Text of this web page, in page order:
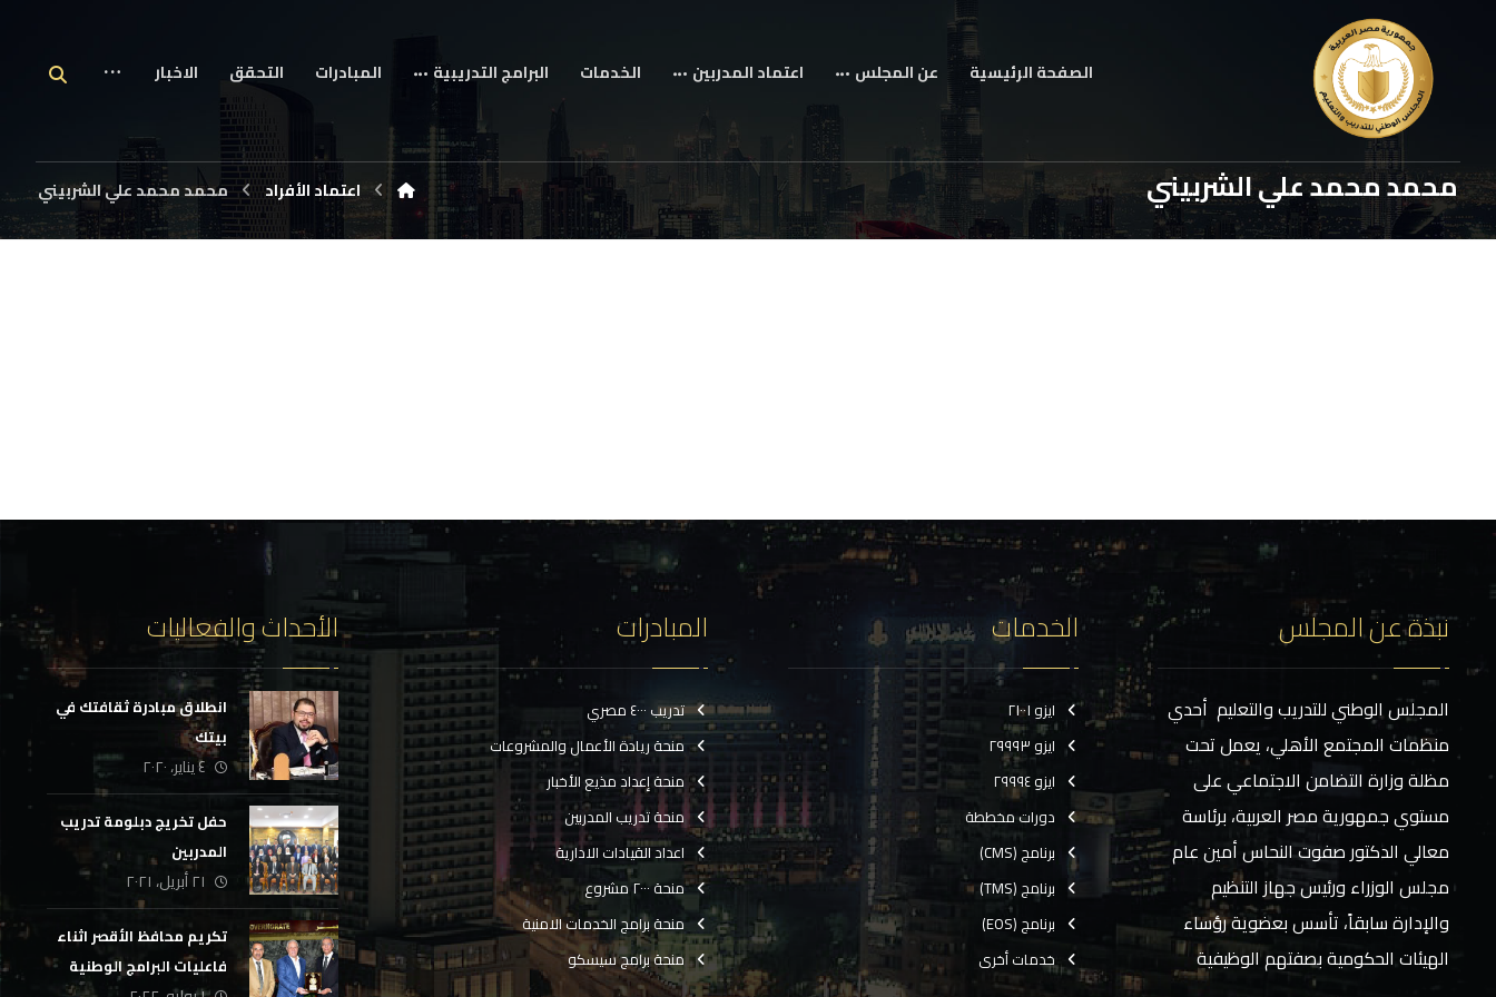
الصفحة الرئيسية عن المجلس اعتماد المدربين الخدمات البرامج التدريبية المبادرات التحقق الاخبار
محمد محمد علي الشربيني اعتماد الأفراد محمد محمد علي الشربيني
نبذة عن المجلس
المجلس الوطني للتدريب والتعليم أحدي
منظمات المجتمع الأهلي، يعمل تحت
مظلة وزارة التضامن الاجتماعي على
مستوي جمهورية مصر العربية، برئاسة
معالي الدكتور صفوت النحاس أمين عام
مجلس الوزراء ورئيس جهاز التنظيم
والإدارة سابقاً، تأسس بعضوية رؤساء
الهيئات الحكومية بصفتهم الوظيفية
الخدمات
ايزو ٢١٠٠١
ايزو ٢٩٩٩٣
ايزو ٢٩٩٩٤
دورات مخططة
برنامج (CMS)
برنامج (TMS)
برنامج (EOS)
خدمات أخرى
المبادرات
تدريب ٤٠٠٠ مصري
منحة ريادة الأعمال والمشروعات
منحة إعداد مذيع الأخبار
منحة تدريب المدربين
اعداد القيادات الادارية
منحة ٢٠٠٠ مشروع
منحة برامج الخدمات الامنية
منحة برامج سيسكو
الأحداث والفعاليات
انطلاق مبادرة ثقافتك في
بيتك
٤ يناير، ٢٠٢٠
حفل تخريج دبلومة تدريب
المدربين
٢١ أبريل، ٢٠٢١
تكريم محافظ الأقصر اثناء
فاعليات البرامج الوطنية